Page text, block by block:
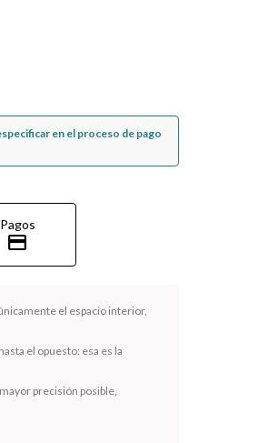
en el proceso de pago
Pagos
credit_card
el espacio interior,
el opuesto: esa es la
precisión posible,